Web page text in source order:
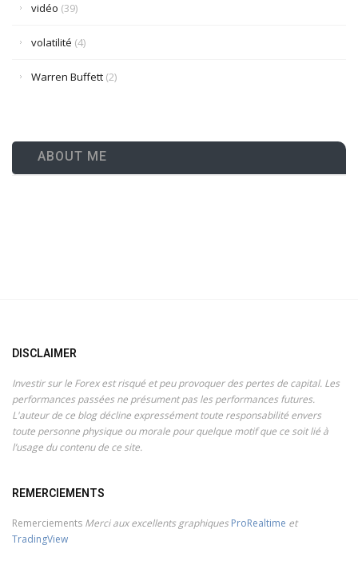
vidéo (39)
volatilité (4)
Warren Buffett (2)
ABOUT ME
DISCLAIMER
Investir sur le Forex est risqué et peu provoquer des pertes de capital. Les
performances passées ne présument pas les performances futures.
L'auteur de ce blog décline expressément toute responsabilité envers
toute personne physique ou morale pour quelque motif que ce soit lié à
l’usage du contenu de ce site.
REMERCIEMENTS
Remerciements Merci aux excellents graphiques ProRealtime et
TradingView